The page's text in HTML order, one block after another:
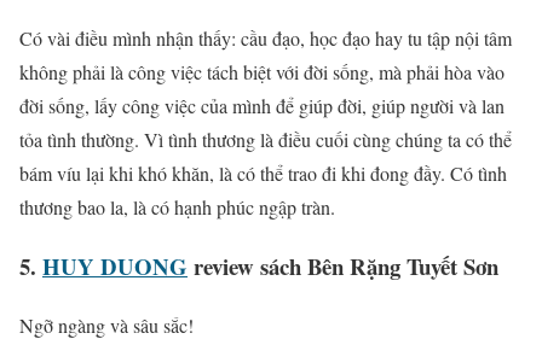
Có vài điều mình nhận thấy: cầu đạo, học đạo hay tu tập nội tâm
không phải là công việc tách biệt với đời sống, mà phải hòa vào
đời sống, lấy công việc của mình để giúp đời, giúp người và lan
tỏa tình thường. Vì tình thương là điều cuối cùng chúng ta có thể
bám víu lại khi khó khăn, là có thể trao đi khi đong đầy. Có tình
thương bao la, là có hạnh phúc ngập tràn.
5. HUY DUONG review sách Bên Rặng Tuyết Sơn
Ngỡ ngàng và sâu sắc!